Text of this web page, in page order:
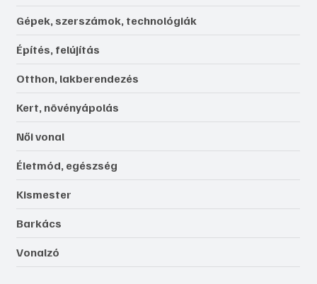
Gépek, szerszámok, technológiák
Építés, felújítás
Otthon, lakberendezés
Kert, növényápolás
Női vonal
Életmód, egészség
Kismester
Barkács
Vonalzó